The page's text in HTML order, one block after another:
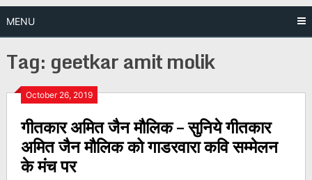
MENU
Tag: geetkar amit molik
October 26, 2019
गीतकार अमित जैन मौलिक – सुनिये गीतकार
अमित जैन मौलिक को गाडरवारा कवि सम्मेलन
के मंच पर
Posts
navigation